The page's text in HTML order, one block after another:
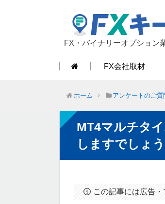
FX・バイナリーオプション
FX会社取材
ホーム アンケートのご質
MT4マルチタ
しますでしょ
この記事には広告